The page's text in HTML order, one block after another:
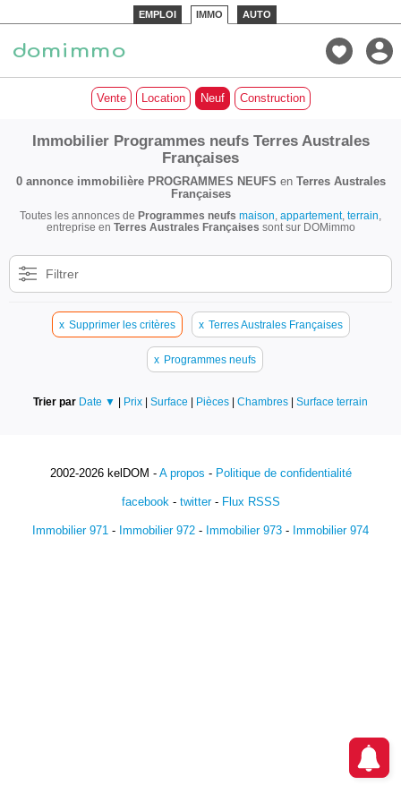
EMPLOI IMMO AUTO
Vente Location Neuf Construction
Immobilier Programmes neufs Terres Australes
Françaises
0 annonce immobilière PROGRAMMES NEUFS en Terres Australes
Françaises
Toutes les annonces de Programmes neufs maison appartement, terrain
entreprise en Terres Australes Françaises sont sur DOMimmo
Filtrer
x Supprimer les critères x Terres Australes Françaises
x Programmes neufs
Trier par Date ▼ | Prix | Surface | Pièces | Chambres | Surface terrain
2002-2026 kelDOM - A propos - Politique de confidentialité
facebook- twitter- Flux RSSS
Immobilier 971 - Immobilier 972 - Immobilier 973 - Immobilier 974